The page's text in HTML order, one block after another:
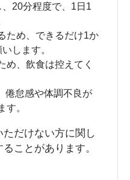
20分程度で、1日1
ため、できるだけ1か
します。
め、飲食は控えてく
倦怠感や体調不良が
す。
だけない方に関し
ことがあります。